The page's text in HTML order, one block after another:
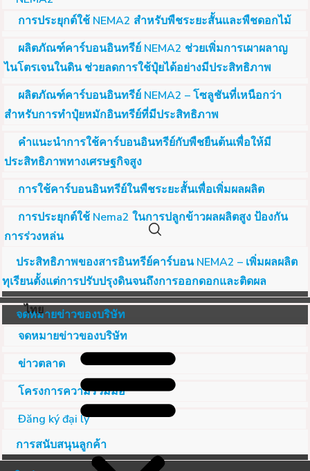
ไทย
การประยุกต์ใช้ NEMA2 สำหรับพืชระยะสั้นและพืชดอกไม้
ผลิตภัณฑ์คาร์บอนอินทรีย์ NEMA2 ช่วยเพิ่มการเผาผลาญ
ไนโตรเจนในดิน ช่วยลดการใช้ปุ๋ยได้อย่างมีประสิทธิภาพ
ผลิตภัณฑ์คาร์บอนอินทรีย์ NEMA2 – โซลูชันที่เหนือกว่า
สำหรับการทำปุ๋ยหมักอินทรีย์ที่มีประสิทธิภาพ
คำแนะนำการใช้คาร์บอนอินทรีย์กับพืชยืนต้นเพื่อให้มี
ประสิทธิภาพทางเศรษฐกิจสูง
การใช้คาร์บอนอินทรีย์ในพืชระยะสั้นเพื่อเพิ่มผลผลิต
การประยุกต์ใช้ Nema2 ในการปลูกข้าวผลผลิตสูง ป้องกัน
การร่วงหล่น
ประสิทธิภาพของสารอินทรีย์คาร์บอน NEMA2 – เพิ่มผลผลิต
ทุเรียนตั้งแต่การปรับปรุงดินจนถึงการออกดอกและติดผล
จดหมายข่าวของบริษัท
จดหมายข่าวของบริษัท
ข่าวตลาด
โครงการความร่วมมือ
Đăng ký đại lý
การสนับสนุนลูกค้า